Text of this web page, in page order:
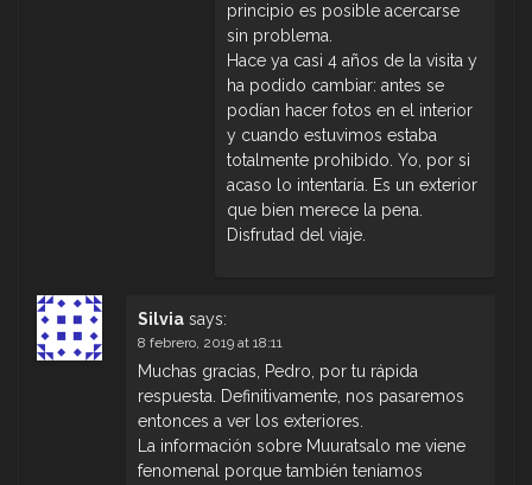
principio es posible acercarse
sin problema.
Hace ya casi 4 años de la visita y
ha podido cambiar: antes se
podían hacer fotos en el interior
y cuando estuvimos estaba
totalmente prohibido. Yo, por si
acaso lo intentaría. Es un exterior
que bien merece la pena.
Disfrutad del viaje.
Silvia says:
8 febrero, 2019 at 18:11
Muchas gracias, Pedro, por tu rápida
respuesta. Definitivamente, nos pasaremos
entonces a ver los exteriores.
La información sobre Muuratsalo me viene
fenomenal porque también teníamos